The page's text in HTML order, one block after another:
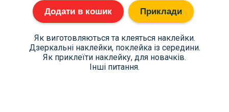
Додати в кошик Приклади
Як виготовляються та клеяться наклейки.
Дзеркальні наклейки, поклейка із середини.
Як приклеїти наклейку, для новачків.
Інші питання.